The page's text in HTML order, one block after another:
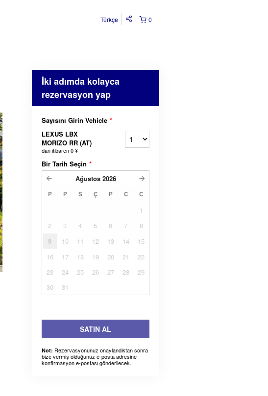
0
Türkçe
İki adımda kolayca
rezervasyon yap
Sayısını Girin Vehicle *
LEXUS LBX
MORIZO RR (AT)
dan itibaren0 ¥
Bir Tarih Seçin *
Ağustos 2026
P P S Ç P C C
1
2
3 4 5 6 7
8
9
10 11 12 13 14
15
16
17 18 19 20 21
22
23
24 25 26 27 28
29
30
31
SATIN AL
Not: Rezervasyonunuz onaylandıktan sonra
bize vermiş olduğunuz e-posta adresine
konfirmasyon e-postası gönderilecek.